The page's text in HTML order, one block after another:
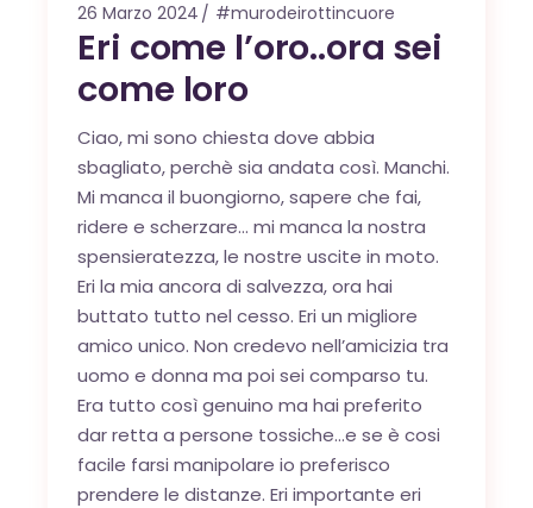
26 Marzo 2024 #murodeirottincuore
Eri come l’oro..ora sei
come loro
Ciao, mi sono chiesta dove abbia
sbagliato, perchè sia andata così. Manchi.
Mi manca il buongiorno, sapere che fai,
ridere e scherzare… mi manca la nostra
spensieratezza, le nostre uscite in moto.
Eri la mia ancora di salvezza, ora hai
buttato tutto nel cesso. Eri un migliore
amico unico. Non credevo nell’amicizia tra
uomo e donna ma poi sei comparso tu.
Era tutto così genuino ma hai preferito
dar retta a persone tossiche…e se è cosi
facile farsi manipolare io preferisco
prendere le distanze. Eri importante eri